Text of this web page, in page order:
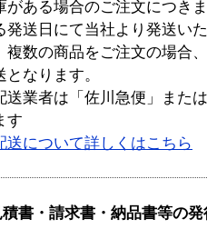
がある場合のご注文につき
発送日にて当社より発送い
複数の商品をご注文の場合
となります。
業者は「佐川急便」また
す
送について詳しくはこちら
積書・請求書・納品書等の